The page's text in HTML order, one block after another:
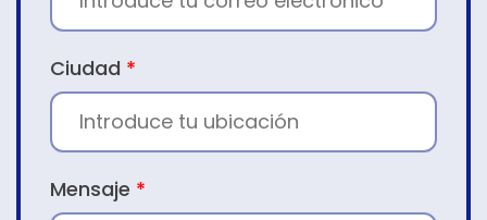
Ciudad *
Mensaje *